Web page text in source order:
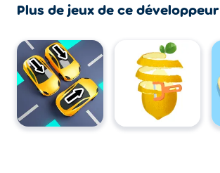
Plus de jeux de ce développeur